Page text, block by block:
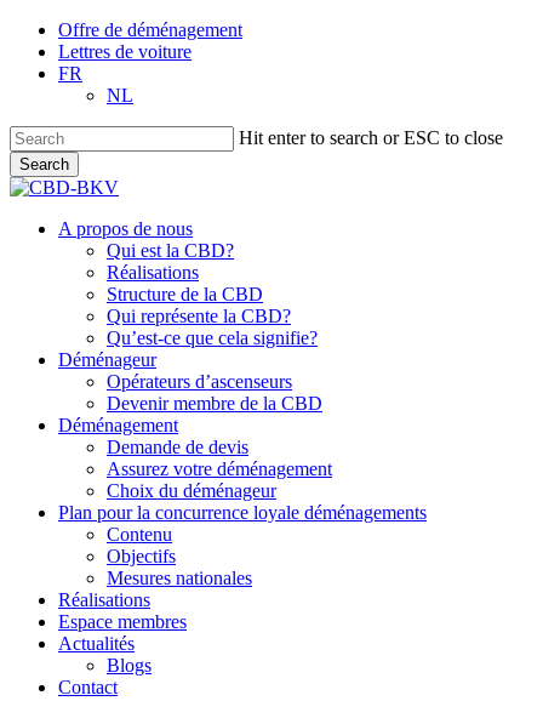
Skip
main
Offre de déménagement
Lettres de voiture
FR
NL
Hit enter to search or ESC to close
Search
Close
account
Menu
A propos de nous
Qui est la CBD?
Réalisations
Structure de la CBD
Qui représente la CBD?
Qu’est-ce que cela signifie?
Déménageur
Opérateurs d’ascenseurs
Devenir membre de la CBD
Déménagement
Demande de devis
Assurez votre déménagement
Choix du déménageur
Plan pour la concurrence loyale déménagements
Contenu
Objectifs
Mesures nationales
Réalisations
Espace membres
Actualités
Blogs
Contact